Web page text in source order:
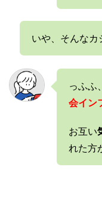
いや、そんなカ
っふふ
会イン
お互い
れた方